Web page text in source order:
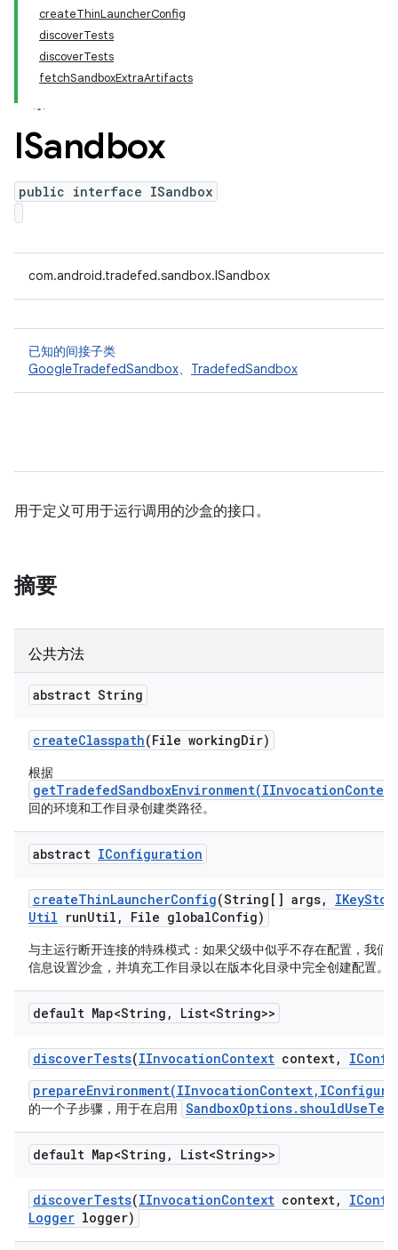
createThinLauncherConfig
discoverTests
discoverTests
fetchSandboxExtraArtifacts
ISandbox
public interface ISandbox
com.android.tradefed.sandbox.ISandbox
已知的间接子类
GoogleTradefedSandbox、 TradefedSandbox
用于定义可用于运行调用的沙盒的接口。
摘要
公共方法
abstract String
createClasspath(File workingDir)
根据
回的环境和工作目录创建类路径。
abstract IConfiguration
createThinLauncherConfig(String[] args, IKey
Util runUtil , File globalConfig)
与主运行断开连接的特殊模式：如果父级中似乎不存在配置，我们
信息设置沙盒，并填充工作目录以在版本化目录中完全创建配置。
default Map<String , List<String>>
discoverTests(IInvocationContext context,
的一个子步骤，用于在启用
default Map<String , List<String>>
discoverTests(IInvocationContext context,
Logger logger)